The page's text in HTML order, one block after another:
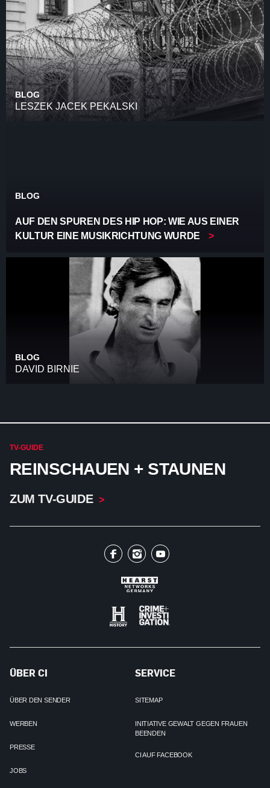
BLOG
LESZEK JACEK PEKALSKI
BLOG
AUF DEN SPUREN DES HIP HOP: WIE AUS EINER
KULTUR EINE MUSIKRICHTUNG WURDE
BLOG
DAVID BIRNIE
TV-GUIDE
REINSCHAUEN + STAUNEN
ZUM TV-GUIDE
ÜBER CI
ÜBER DEN SENDER
WERBEN
PRESSE
JOBS
SERVICE
SITEMAP
INITIATIVE GEWALT GEGEN FRAUEN
BEENDEN
CI AUF FACEBOOK